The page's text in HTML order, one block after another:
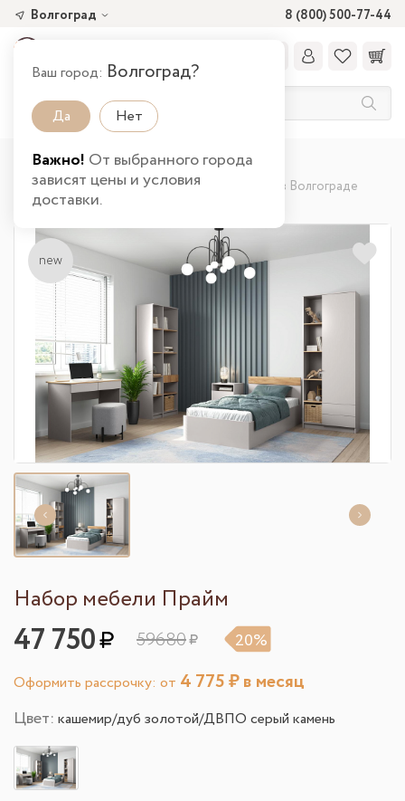
8 (800) 500-77-44
Волгоград
Ваш город: Волгоград?
Да Нет
Важно! От выбранного города
зависят цены и условия
доставки.
Главная Каталог товаров
Детская
Детские гарнитуры
Набор мебели Прайм в Волгограде
new
Набор мебели Прайм
47 750 59680 20%
Оформить рассрочку: от 4 775₽ в месяц
Цвет: кашемир/дуб золотой/ДВПО серый камень